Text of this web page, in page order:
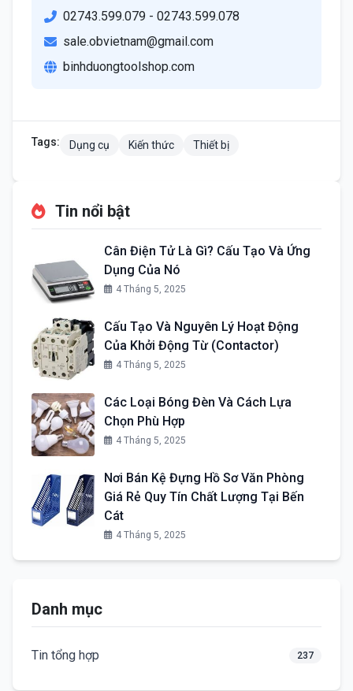
02743.599.079 - 02743.599.078
sale.obvietnam@gmail.com
binhduongtoolshop.com
Tags: Dụng cụ Kiến thức Thiết bị
Tin nổi bật
Cân Điện Tử Là Gì? Cấu Tạo Và Ứng
Dụng Của Nó
4 Tháng 5, 2025
Cấu Tạo Và Nguyên Lý Hoạt Động
Của Khởi Động Từ (Contactor)
4 Tháng 5, 2025
Các Loại Bóng Đèn Và Cách Lựa
Chọn Phù Hợp
4 Tháng 5, 2025
Nơi Bán Kệ Đựng Hồ Sơ Văn Phòng
Giá Rẻ Quy Tín Chất Lượng Tại Bến
Cát
4 Tháng 5, 2025
Danh mục
Tin tổng hợp 237